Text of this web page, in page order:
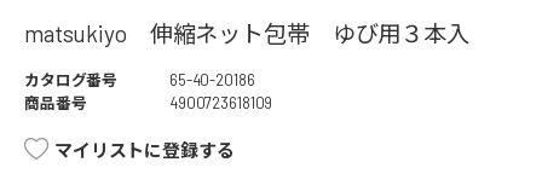
matsukiyo 伸縮ネット包帯 ゆび用３本入
カタログ番号
65-40-20186
商品番号
4900723618109
マイリストに登録する